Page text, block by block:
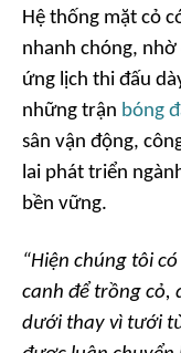
Hệ thống mặt cỏ
nhanh chóng, nhờ
ứng lịch thi đấu
những trận bóng
sân vận động,
lai phát triển
bền vững.
“Hiện chúng tôi
canh để trồng cỏ,
dưới thay vì tưới